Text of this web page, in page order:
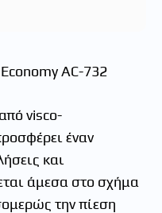
ΑC-732
visco-
έναν
και
άμεσα στο σχήμα
την πίεση